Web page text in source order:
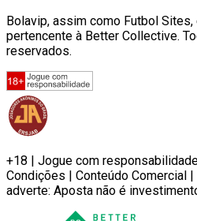
Bolavip, assim como Futbol Sites,
pertencente à Better Collective.
reservados.
+18 | Jogue com
Condições | Conteúdo Comercial
adverte: Aposta não é